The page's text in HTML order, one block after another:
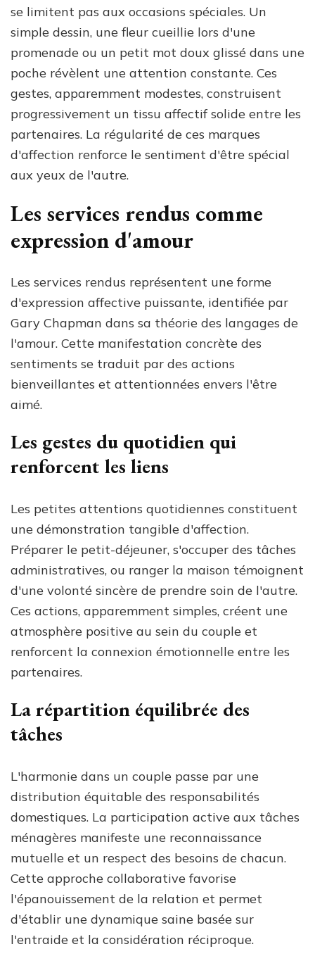
se limitent pas aux occasions spéciales. Un
simple dessin, une fleur cueillie lors d'une
promenade ou un petit mot doux glissé dans une
poche révèlent une attention constante. Ces
gestes, apparemment modestes, construisent
progressivement un tissu affectif solide entre les
partenaires. La régularité de ces marques
d'affection renforce le sentiment d'être spécial
aux yeux de l'autre.
Les services rendus comme
expression d'amour
Les services rendus représentent une forme
d'expression affective puissante, identifiée par
Gary Chapman dans sa théorie des langages de
l'amour. Cette manifestation concrète des
sentiments se traduit par des actions
bienveillantes et attentionnées envers l'être
aimé.
Les gestes du quotidien qui
renforcent les liens
Les petites attentions quotidiennes constituent
une démonstration tangible d'affection.
Préparer le petit-déjeuner, s'occuper des tâches
administratives, ou ranger la maison témoignent
d'une volonté sincère de prendre soin de l'autre.
Ces actions, apparemment simples, créent une
atmosphère positive au sein du couple et
renforcent la connexion émotionnelle entre les
partenaires.
La répartition équilibrée des
tâches
L'harmonie dans un couple passe par une
distribution équitable des responsabilités
domestiques. La participation active aux tâches
ménagères manifeste une reconnaissance
mutuelle et un respect des besoins de chacun.
Cette approche collaborative favorise
l'épanouissement de la relation et permet
d'établir une dynamique saine basée sur
l'entraide et la considération réciproque.